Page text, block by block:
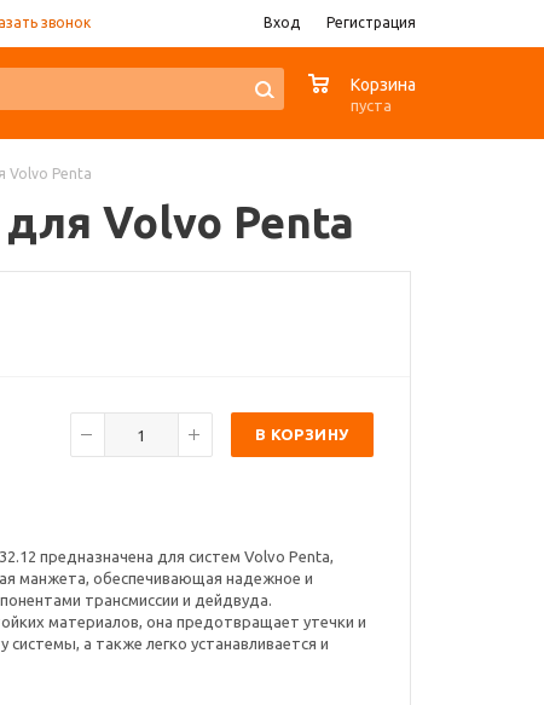
звонок Вход Регистрация
Корзина
пуста
Volvo Penta
Volvo Penta
В КОРЗИНУ
предназначена для систем Volvo Penta,
манжета, обеспечивающая надежное и
трансмиссии и дейдвуда.
материалов, она предотвращает утечки и
а также легко устанавливается и